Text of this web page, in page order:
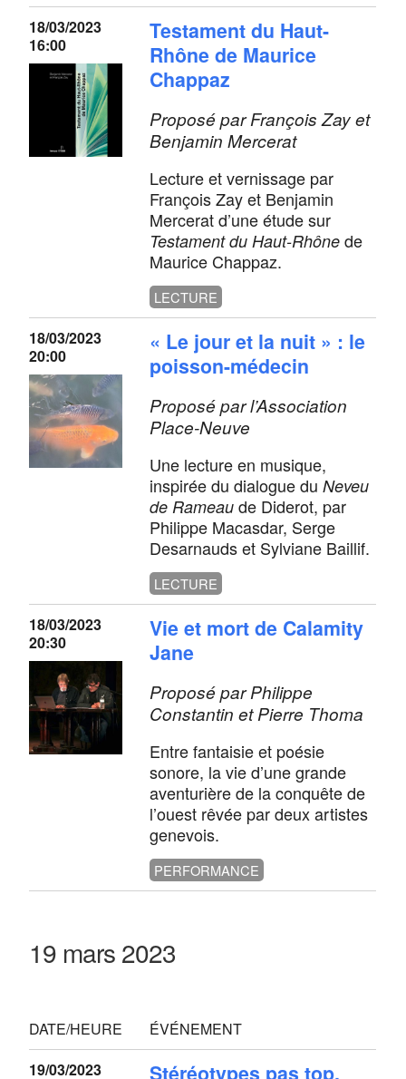
18/03/2023
16:00
Testament du Haut-
Rhône de Maurice
Chappaz
Proposé par François Zay et
Benjamin Mercerat
Lecture et vernissage par
François Zay et Benjamin
Mercerat d’une étude sur
Testament du Haut-Rhône de
Maurice Chappaz.
LECTURE
18/03/2023
20:00
« Le jour et la nuit » : le
poisson-médecin
Proposé par l’Association
Place-Neuve
Une lecture en musique,
inspirée du dialogue duNeveu
de Rameau de Diderot, par
Philippe Macasdar, Serge
Desarnauds et Sylviane Baillif.
LECTURE
18/03/2023
20:30
Vie et mort de Calamity
Jane
Proposé par Philippe
Constantin et Pierre Thoma
Entre fantaisie et poésie
sonore, la vie d’une grande
aventurière de la conquête de
l’ouest rêvée par deux artistes
genevois.
PERFORMANCE
19 mars 2023
DATE/HEURE
ÉVÉNEMENT
19/03/2023
Stéréotypes pas top,